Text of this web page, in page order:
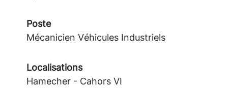
Poste
Mécanicien Véhicules Industriels
Localisations
Hamecher - Cahors VI